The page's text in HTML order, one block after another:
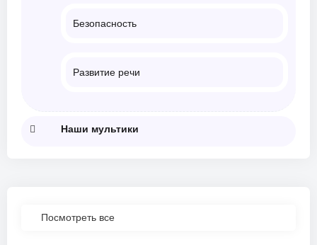
Безопасность
Развитие речи
Наши мультики
Посмотреть все